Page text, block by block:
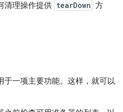
清理操作提供 tearDown 方
于一项主要功能。这样，就可以